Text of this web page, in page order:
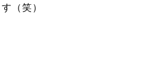
（笑）